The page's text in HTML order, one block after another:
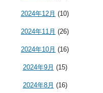
2024年12月 (10)
2024年11月 (26)
2024年10月 (16)
2024年9月 (15)
2024年8月 (16)